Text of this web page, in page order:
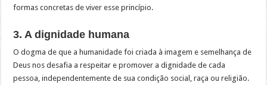
formas concretas de viver esse princípio.
3. A dignidade humana
O dogma de que a humanidade foi criada à imagem e semelhança de
Deus nos desafia a respeitar e promover a dignidade de cada
pessoa, independentemente de sua condição social, raça ou religião.